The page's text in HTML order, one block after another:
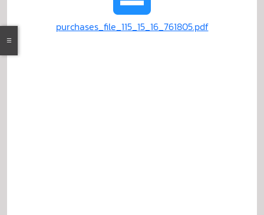
purchases_file_115_15_16_761805.pdf